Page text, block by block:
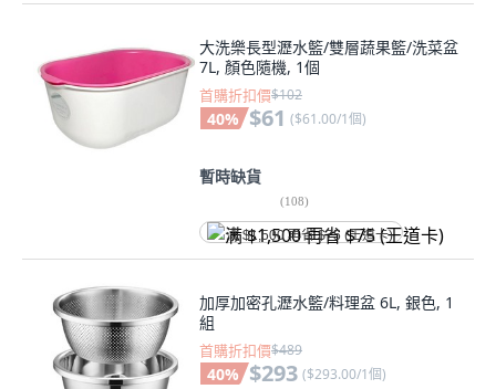
大洗樂長型瀝水籃/雙層蔬果籃/洗菜盆
7L, 顏色隨機, 1個
首購折扣價$102
40% $61 ($61.00/1個)
暫時缺貨
(108)
满 $1,500 再省 $75 (王道卡)
加厚加密孔瀝水籃/料理盆 6L, 銀色, 1
組
首購折扣價$489
40% $293 ($293.00/1個)